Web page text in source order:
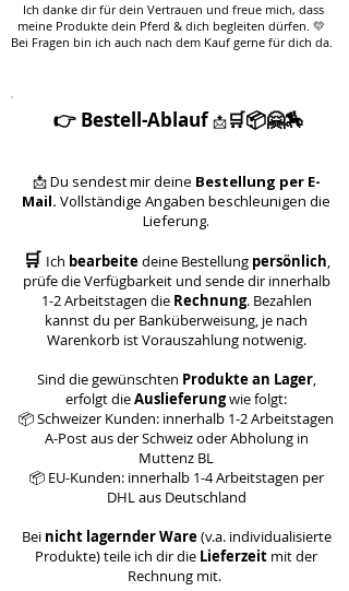
Ich danke dir für dein Vertrauen und freue mich, dass
meine Produkte dein Pferd & dich begleiten dürfen. 💛
Bei Fragen bin ich auch nach dem Kauf gerne für dich da.
👉 ​Bestell-Ablauf📩🛒📦🤗🏇
📩 Du sendest mir deine Bestellung per E-
Mail. Vollständige Angaben beschleunigen die
Lieferung.
🛒 Ich bearbeitedeine Bestellung persönlich,
prüfe die Verfügbarkeit und sende dir innerhalb
1-2 Arbeitstagen die Rechnung. Bezahlen
kannst du per Banküberweisung, je nach
Warenkorb ist Vorauszahlung notwenig.
Sind die gewünschten Produkte an Lager,
erfolgt dieAuslieferungwie folgt:
📦 Schweizer Kunden: innerhalb 1-2 Arbeitstagen
A-Post aus der Schweiz oder Abholung in
Muttenz BL
📦 EU-Kunden: innerhalb 1-4 Arbeitstagen per
DHL aus Deutschland
Bei nicht lagernder Ware(v.a. individualisierte
Produkte)teile ich dir die Lieferzeit mitder
Rechnung mit.